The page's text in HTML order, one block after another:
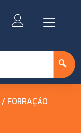
/ FORRAÇÃO